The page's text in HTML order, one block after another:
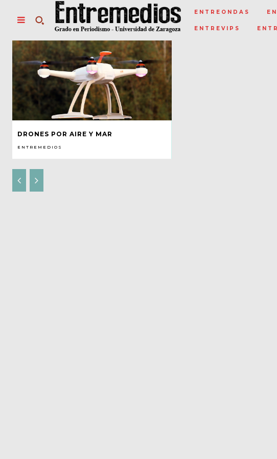
ENTREONDAS
ENTREVIPS
DRONES POR AIRE Y MAR
ENTREMEDIOS